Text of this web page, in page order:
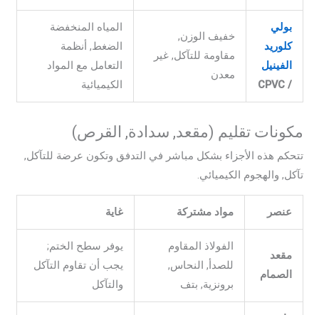
بولي
كلوريد
الفينيل
/ CPVC
خفيف الوزن,
مقاومة للتآكل, غير
معدن
المياه المنخفضة
الضغط, أنظمة
التعامل مع المواد
الكيميائية
مكونات تقليم (مقعد, سدادة, القرص)
تتحكم هذه الأجزاء بشكل مباشر في التدفق وتكون عرضة للتآكل,
تآكل, والهجوم الكيميائي.
عنصر مواد مشتركة غاية
مقعد
الصمام
الفولاذ المقاوم
للصدأ, النحاس,
برونزية, بتف
يوفر سطح الختم;
يجب أن تقاوم التآكل
والتآكل